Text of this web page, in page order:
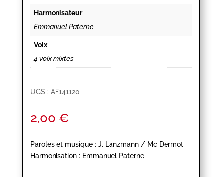
Harmonisateur
Emmanuel Paterne
Voix
4 voix mixtes
UGS : AF141120
2,00 €
Paroles et musique : J. Lanzmann / Mc Dermot
Harmonisation : Emmanuel Paterne